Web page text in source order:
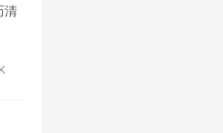
清